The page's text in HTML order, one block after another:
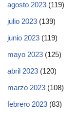
agosto 2023 (119)
julio 2023 (139)
junio 2023 (119)
mayo 2023 (125)
abril 2023 (120)
marzo 2023 (108)
febrero 2023 (83)